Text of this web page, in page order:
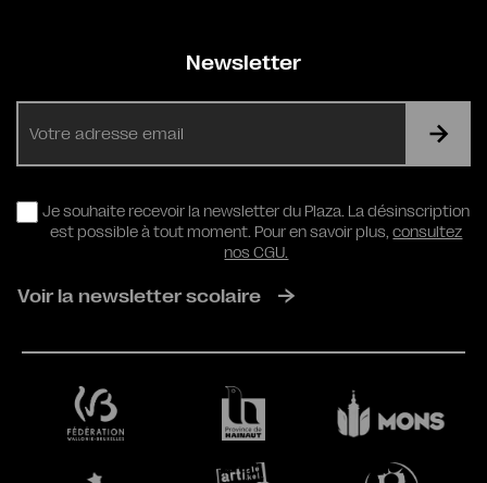
Newsletter
RGPD
Je souhaite recevoir la newsletter du Plaza. La désinscription
est possible à tout moment. Pour en savoir plus,consultez
nos CGU.
Voir la newsletter scolaire